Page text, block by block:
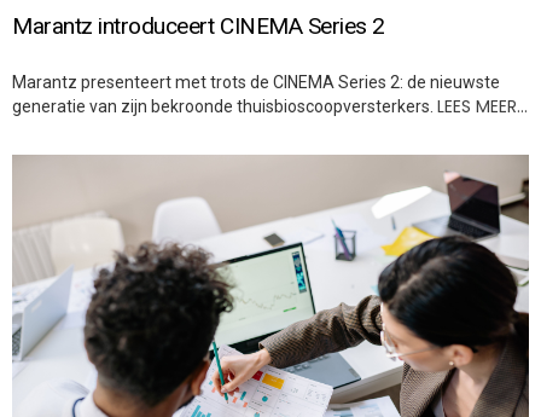
Marantz introduceert CINEMA Series 2
Marantz presenteert met trots de CINEMA Series 2: de nieuwste
generatie van zijn bekroonde thuisbioscoopversterkers. LEES MEER…